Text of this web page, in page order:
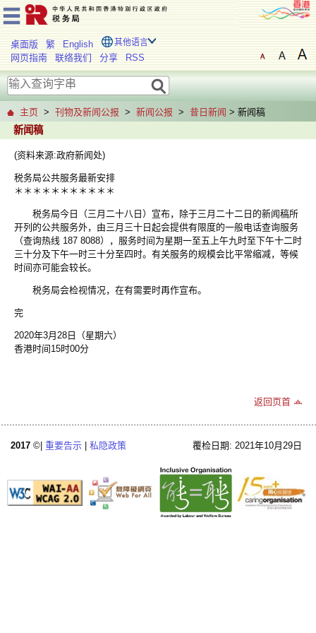
桌面版 繁 English 其他语言
网页指南 联络我们 分享 RSS
主页 > 刊物及新闻公报 > 新闻公报 > 昔日新闻 > 新闻稿
新闻稿
(资料来源:政府新闻处)
税务局公共服务最新安排
＊＊＊＊＊＊＊＊＊＊＊
税务局今日（三月二十八日）宣布，除于三月二十二日的新闻稿所
开列的公共服务外，由三月三十日起会提供有限度的一般电话查询服务
（查询热线 187 8088），服务时间为星期一至五上午九时至下午十二时
三十分及下午一时三十分至四时。有关服务的规模会比平常缩减，等候
时间亦可能会较长。
税务局会检视情况，在有需要时再作宣布。
完
2020年3月28日（星期六）
香港时间15时00分
返回页首
2017 ©| 重要告示 私隐政策 覆检日期: 2021年10月29日